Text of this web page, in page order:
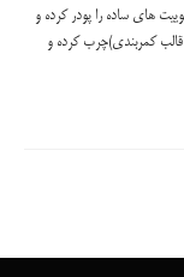
بیسکوییت های ساده را پودر کرده و
کمربندی)چرب کرده و